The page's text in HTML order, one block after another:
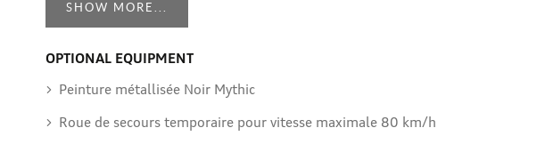
SHOW MORE...
OPTIONAL EQUIPMENT
Peinture métallisée Noir Mythic
Roue de secours temporaire pour vitesse maximale 80 km/h